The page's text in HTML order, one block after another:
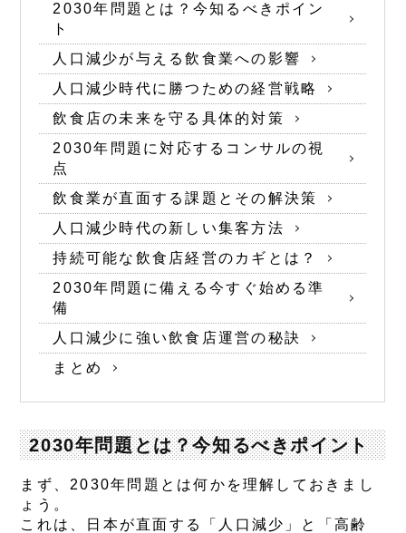
2030年問題とは？今知るべきポイン
ト
人口減少が与える飲食業への影響
人口減少時代に勝つための経営戦略
飲食店の未来を守る具体的対策
2030年問題に対応するコンサルの視
点
飲食業が直面する課題とその解決策
人口減少時代の新しい集客方法
持続可能な飲食店経営のカギとは？
2030年問題に備える今すぐ始める準
備
人口減少に強い飲食店運営の秘訣
まとめ
2030年問題とは？今知るべきポイント
まず、2030年問題とは何かを理解しておきまし
ょう。
これは、日本が直面する「人口減少」と「高齢